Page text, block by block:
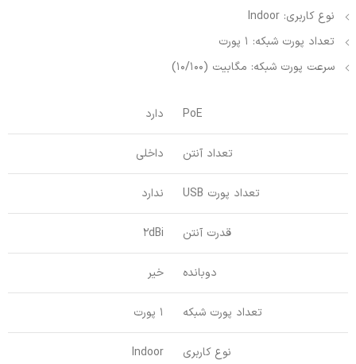
نوع کاربری: Indoor
تعداد پورت شبکه: 1 پورت
سرعت پورت شبکه: مگابیت (10/100)
PoE دارد
تعداد آنتن داخلی
تعداد پورت USB ندارد
قدرت آنتن 2dBi
دوبانده خیر
تعداد پورت شبکه 1 پورت
نوع کاربری Indoor